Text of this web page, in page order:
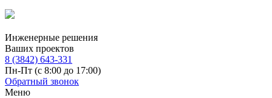
Инженерные решения
Ваших проектов
8 (3842) 643-331
Пн-Пт (с 8:00 до 17:00)
Обратный звонок
Меню